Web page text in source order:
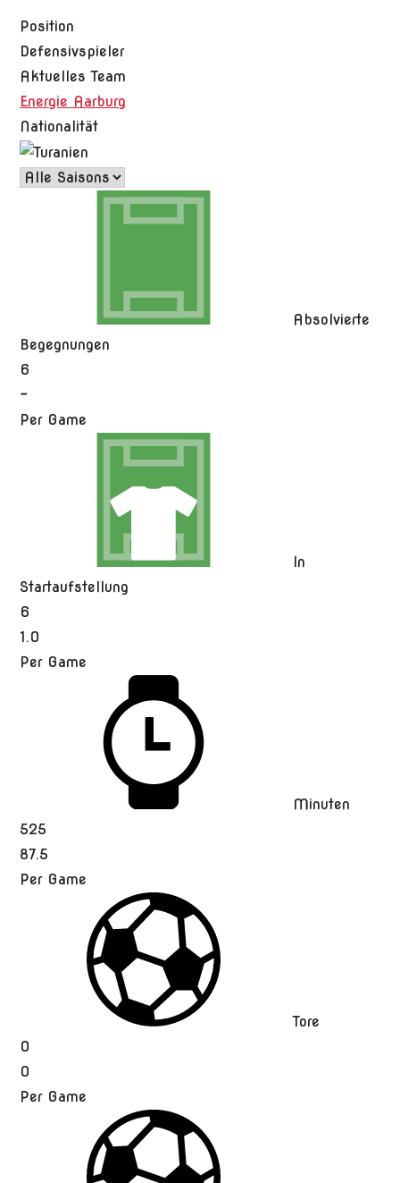
Position
Defensivspieler
Aktuelles Team
Energie Aarburg
Nationalität
Absolvierte
Begegnungen
6
-
Per Game
In
Startaufstellung
6
1.0
Per Game
Minuten
525
87.5
Per Game
Tore
0
0
Per Game